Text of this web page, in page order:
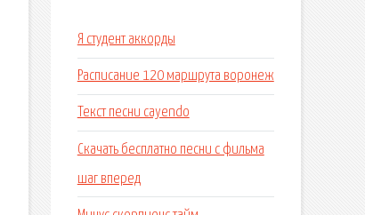
Я студент аккорды
Расписание 120 маршрута воронеж
Текст песни cayendo
Скачать бесплатно песни с фильма
шаг вперед